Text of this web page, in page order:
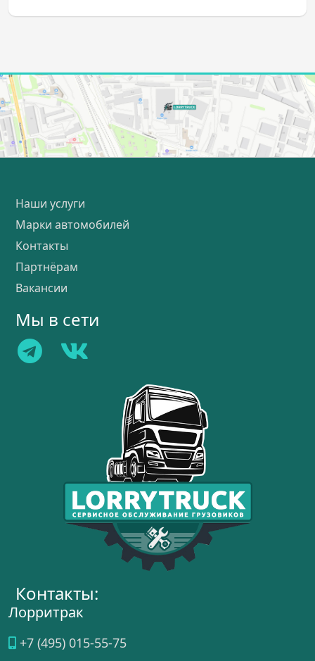
Наши услуги
Марки автомобилей
Контакты
Партнёрам
Вакансии
Мы в сети
Контакты:
Лорритрак
+7 (495) 015-55-75